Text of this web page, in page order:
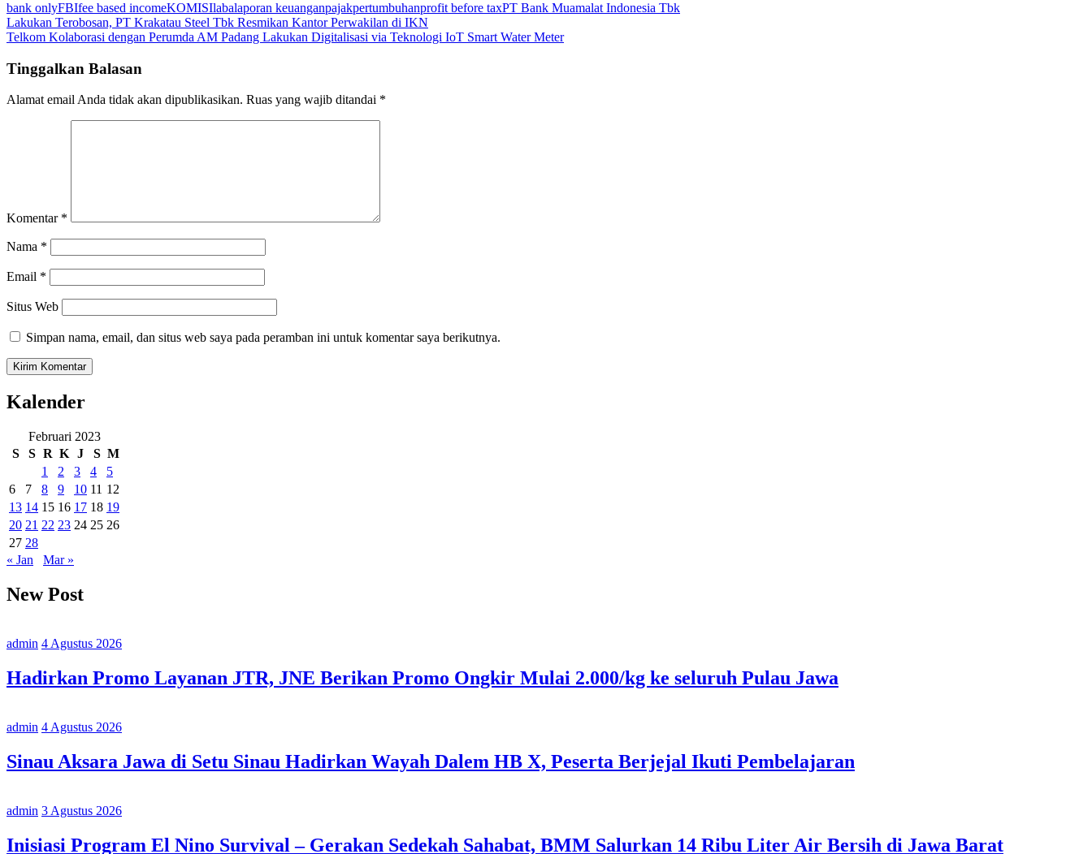
bank onlyFBIfee based incomeKOMISIlabalaporan keuanganpajakpertumbuhanprofit before taxPT Bank Muamalat Indonesia Tbk
Navigasi
pos
Lakukan Terobosan, PT Krakatau Steel Tbk Resmikan Kantor Perwakilan di IKN
Telkom Kolaborasi dengan Perumda AM Padang Lakukan Digitalisasi via Teknologi IoT Smart Water Meter
Tinggalkan Balasan
Alamat email Anda tidak akan dipublikasikan. Ruas yang wajib ditandai *
Komentar *
Nama *
Email *
Situs Web
Simpan nama, email, dan situs web saya pada peramban ini untuk komentar saya berikutnya.
Kalender
Februari 2023
S
S R K J S M
1
2 3 4
5
6
7 8 9 10 11 12
13 14 15 16 17 18 19
20 21 22 23 24 25 26
27 28
« Jan
Mar »
New Post
admin 4 Agustus 2026
Hadirkan Promo Layanan JTR, JNE Berikan Promo Ongkir Mulai 2.000/kg ke seluruh Pulau Jawa
admin 4 Agustus 2026
Sinau Aksara Jawa di Setu Sinau Hadirkan Wayah Dalem HB X, Peserta Berjejal Ikuti Pembelajaran
admin 3 Agustus 2026
Inisiasi Program El Nino Survival – Gerakan Sedekah Sahabat, BMM Salurkan 14 Ribu Liter Air Bersih di Jawa Barat